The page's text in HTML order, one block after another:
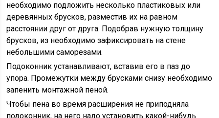
необходимо подложить несколько пластиковых или
деревянных брусков, разместив их на равном
расстоянии друг от друга. Подобрав нужную толщину
брусков, из необходимо зафиксировать на стене
небольшими саморезами.
Подоконник устанавливают, вставив его в паз до
упора. Промежутки между брусками снизу необходимо
запенить монтажной пеной.
Чтобы пена во время расширения не приподняла
подоконник, на него надо установить какой-нибудь